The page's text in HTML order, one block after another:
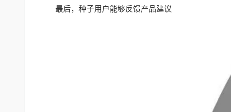
最后，种子用户能够反馈产品建议